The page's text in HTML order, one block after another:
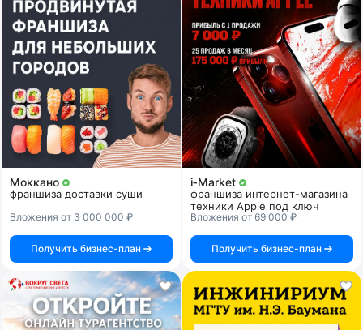
Моккано
франшиза доставки суши
Вложения от 3 000 000 ₽
Получить бизнес-план
i‑Market
франшиза интернет-магазина
техники Apple под ключ
Вложения от 69 000 ₽
Получить бизнес-план